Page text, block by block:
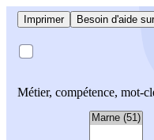
Imprimer Besoin d'aide
Métier, compétence, mot-